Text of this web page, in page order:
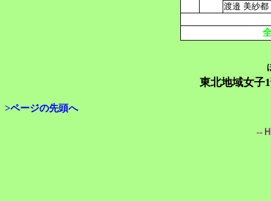
渡邉 美紗都
東北地域女子
>ページの先頭へ
--